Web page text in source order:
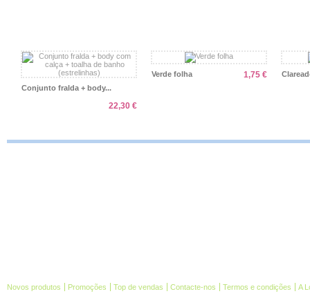
Conjunto fralda + body...
22,30 €
Verde folha 1,75 €
Novos produtos Promoções Top de vendas Contacte-nos Termos e condições A